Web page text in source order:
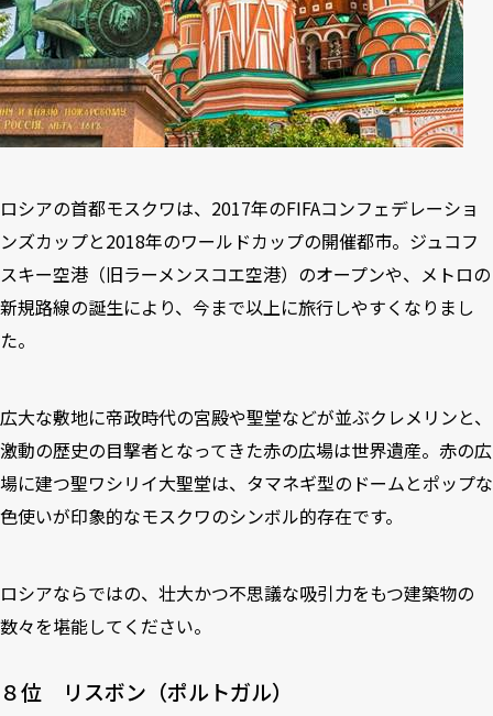
ロシアの首都モスクワは、2017年のFIFAコンフェデレーショ
ンズカップと2018年のワールドカップの開催都市。ジュコフ
スキー空港（旧ラーメンスコエ空港）のオープンや、メトロの
新規路線の誕生により、今まで以上に旅行しやすくなりまし
た。
広大な敷地に帝政時代の宮殿や聖堂などが並ぶクレメリンと、
激動の歴史の目撃者となってきた赤の広場は世界遺産。赤の広
場に建つ聖ワシリイ大聖堂は、タマネギ型のドームとポップな
色使いが印象的なモスクワのシンボル的存在です。
ロシアならではの、壮大かつ不思議な吸引力をもつ建築物の
数々を堪能してください。
８位 リスボン（ポルトガル）